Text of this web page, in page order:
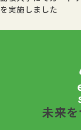
を実施しました
未来